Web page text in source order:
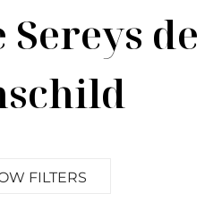
de
FILTERS